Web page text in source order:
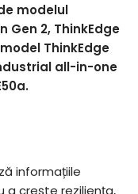
modelul
Gen 2, ThinkEdge
ThinkEdge
all-in-one
informațiile
a crește reziliența,